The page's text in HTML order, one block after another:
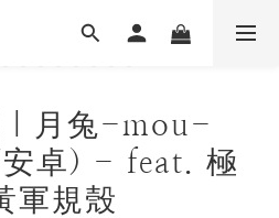
月兔-mou-
卓) - feat. 極
軍規殼